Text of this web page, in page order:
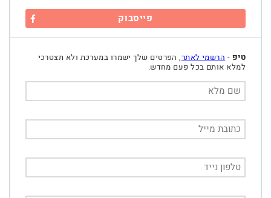
פייסבוק
טיפ - הרשמי לאתר, הפרטים שלך ישמרו במערכת ולא תצטרכי
למלא אותם בכל פעם מחדש.